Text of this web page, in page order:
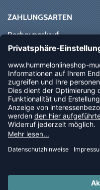
ZAHLUNGSARTEN
Rechnungskauf
Paypal
Vorkasse
Sofortüberweisung
NEWSLETTER